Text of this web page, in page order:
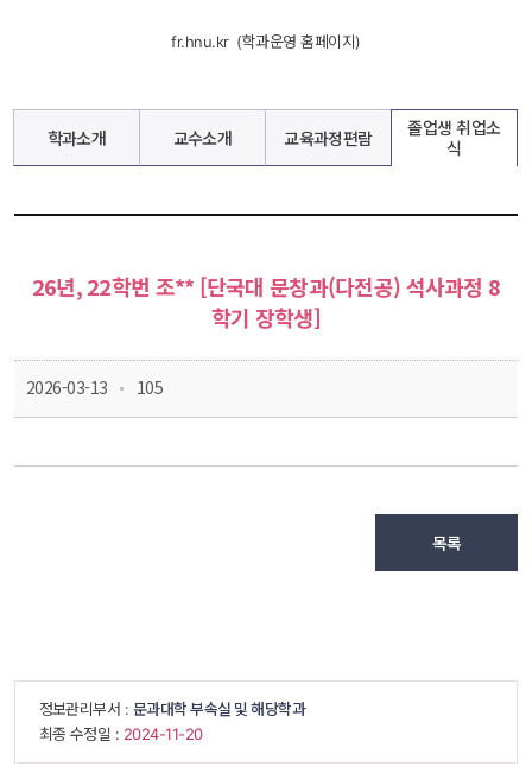
fr.hnu.kr (학과운영 홈페이지)
학과소개 교수소개 교육과정편람
졸업생 취업소
식
26년, 22학번 조** [단국대 문창과(다전공) 석사과정 8
학기 장학생]
2026-03-13 105
목록
정보관리부서 : 문과대학 부속실 및 해당학과
최종 수정일 : 2024-11-20